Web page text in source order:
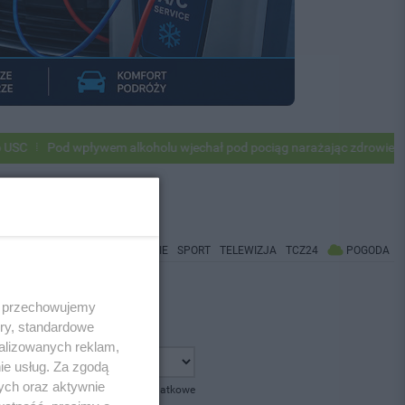
Pod wpływem alkoholu wjechał pod pociąg narażając zdrowie i
CO BĘDZIE SPORT TELEWIZJA TCZ24 POGODA
pokaż opcje dodatkowe
standardowe
reklam,
usług. Za zgodą
oraz aktywnie